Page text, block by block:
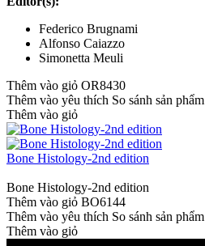
Federico Brugnami
Alfonso Caiazzo
Simonetta Meuli
Thêm vào giỏ OR8430
Thêm vào yêu thích So sánh sản phẩm
Thêm vào giỏ
Bone Histology-2nd edition
Bone Histology-2nd edition
Thêm vào giỏ BO6144
Thêm vào yêu thích So sánh sản phẩm
Thêm vào giỏ